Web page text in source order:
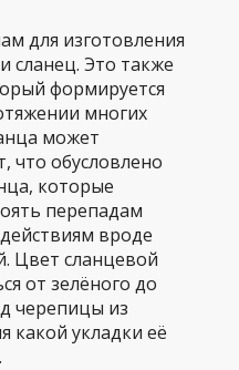
для изготовления
сланец. Это также
формируется
многих
может
что обусловлено
которые
перепадам
вроде
Цвет сланцевой
от зелёного до
черепицы из
какой укладки её